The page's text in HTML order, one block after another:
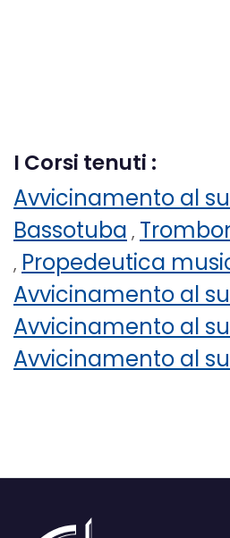
I Corsi tenuti :
Avvicinamento al
Bassotuba ,
, Propedeutica
Avvicinamento al
Avvicinamento al
Avvicinamento al